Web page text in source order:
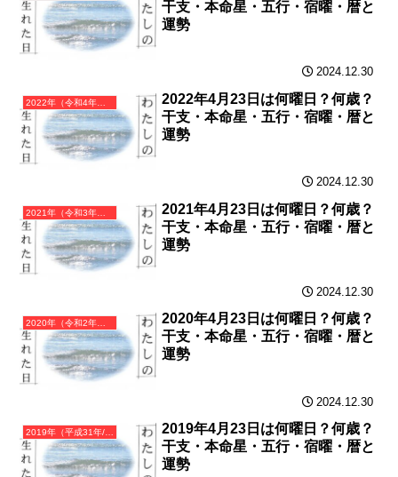
干支・本命星・五行・宿曜・暦と
運勢
2024.12.30
2022年（令和4年）壬寅（みずのえとら）・寅年（とら年）カレンダー（月曜はじまり）
2022年4月23日は何曜日？何歳？
干支・本命星・五行・宿曜・暦と
運勢
2024.12.30
2021年（令和3年）辛丑（かのとうし）・丑年（うし年）カレンダー（月曜はじまり）
2021年4月23日は何曜日？何歳？
干支・本命星・五行・宿曜・暦と
運勢
2024.12.30
2020年（令和2年）庚子（かのえね）・子年（ねずみ年）カレンダー（月曜はじまり）
2020年4月23日は何曜日？何歳？
干支・本命星・五行・宿曜・暦と
運勢
2024.12.30
2019年（平成31年/令和元年）己亥（つちのとい）・亥年（いのしし年）カレンダー（月曜はじまり）
2019年4月23日は何曜日？何歳？
干支・本命星・五行・宿曜・暦と
運勢